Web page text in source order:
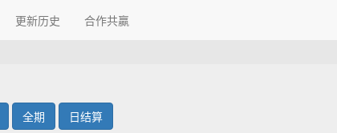
更新历史 合作共贏
全期 日结算